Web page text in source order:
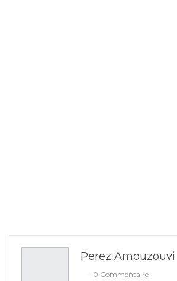
Perez Amouzouvi
0 Commentaire